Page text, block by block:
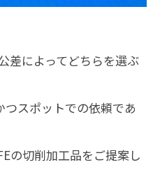
差によってどちらを選ぶ
スポットでの依頼であ
の切削加工品をご提案し